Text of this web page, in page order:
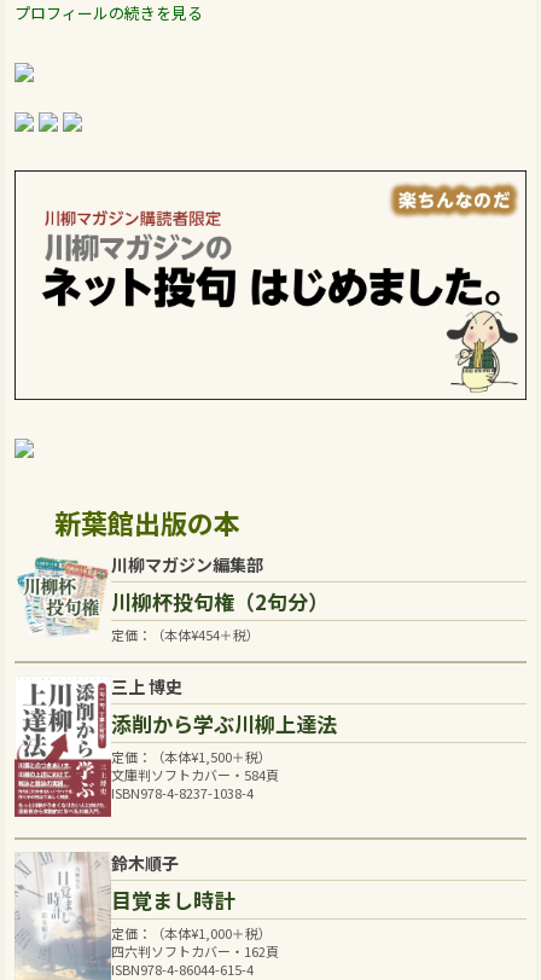
プロフィールの続きを見る
新葉館出版の本
川柳マガジン編集部
川柳杯投句権（2句分）
定価：（本体¥454＋税）
三上 博史
添削から学ぶ川柳上達法
定価：（本体¥1,500＋税）
文庫判ソフトカバー・584頁
ISBN978-4-8237-1038-4
鈴木順子
目覚まし時計
定価：（本体¥1,000＋税）
四六判ソフトカバー・162頁
ISBN978-4-86044-615-4